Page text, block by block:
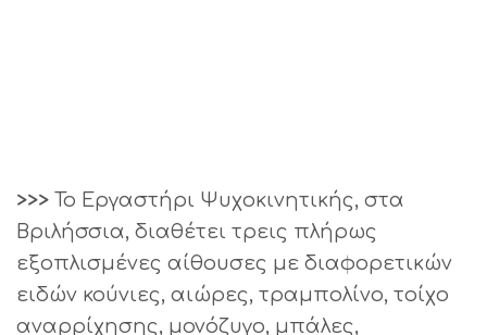
>>> Το Εργαστήρι Ψυχοκινητικής, στα
Βριλήσσια, διαθέτει τρεις πλήρως
εξοπλισμένες αίθουσες με διαφορετικών
ειδών κούνιες, αιώρες, τραμπολίνο, τοίχο
αναρρίχησης, μονόζυγο, μπάλες,